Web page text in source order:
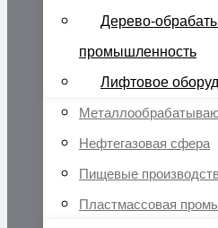
Дерево-
промышленность
Лифтовое
Нефтегазовая сфера
Пищевые
Пластмассовая